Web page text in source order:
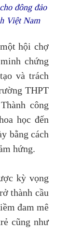
đông đảo
Việt Nam
hội chợ
chứng
và trách
THPT
công
học đến
bằng cách
hứng.
kỳ vọng
thành cầu
đam mê
cũng như